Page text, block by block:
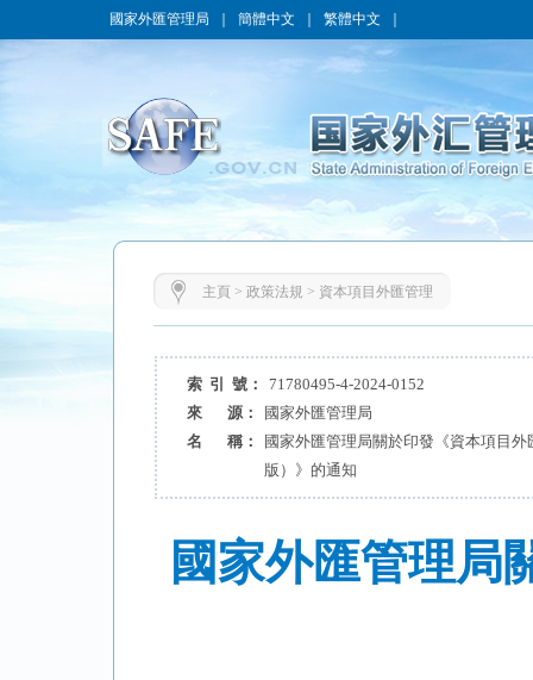
國家外匯管理局 簡體中文 繁體中文
主頁 > 政策法規 > 資本項目外匯管理
索 引 號：
71780495-4-2024-0152
來 源：
國家外匯管理局
名 稱：
國家外匯管理局關於印發《資本項目外
版）》的通知
國家外匯管理局